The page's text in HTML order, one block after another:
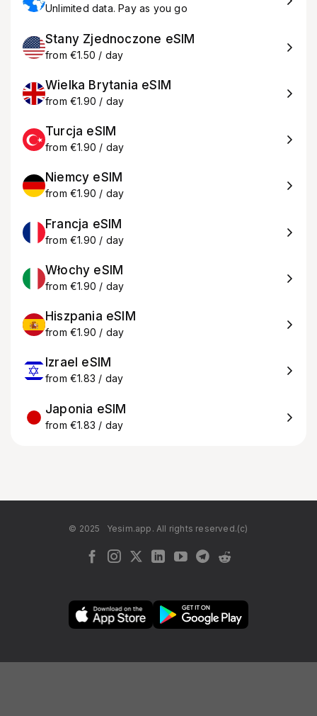
Unlimited data. Pay as you go
Stany Zjednoczone eSIM
from €1.50 / day
Wielka Brytania eSIM
from €1.90 / day
Turcja eSIM
from €1.90 / day
Niemcy eSIM
from €1.90 / day
Francja eSIM
from €1.90 / day
Włochy eSIM
from €1.90 / day
Hiszpania eSIM
from €1.90 / day
Izrael eSIM
from €1.83 / day
Japonia eSIM
from €1.83 / day
© 2025 Yesim.app. All rights reserved.(c)